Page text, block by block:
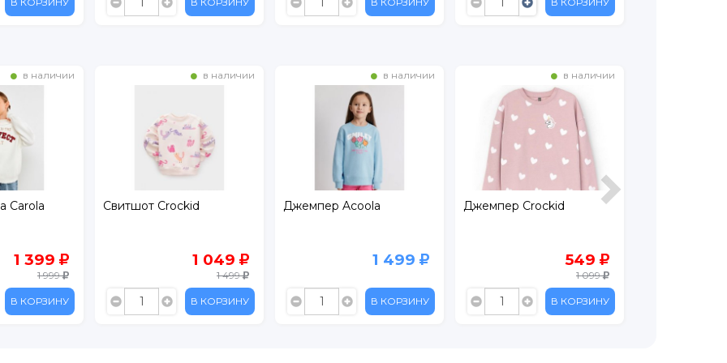
в наличии
Carola
1 399
1 999
В КОРЗИНУ
в наличии
Свитшот Crockid
1 049
1 499
В КОРЗИНУ
в наличии
Джемпер Acoola
1 499
В КОРЗИНУ
в наличии
Джемпер Crockid
549
1 099
В КОРЗИНУ